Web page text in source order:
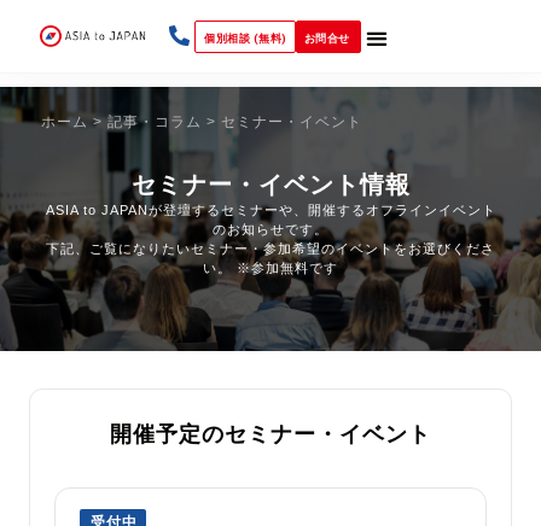
個別相談 (無料) お問合せ
ホーム >記事・コラム > セミナー・イベント
セミナー・イベント情報
ASIA to JAPANが登壇するセミナーや、開催するオフラインイベント
のお知らせです。
下記、ご覧になりたいセミナー・参加希望のイベントをお選びくださ
い。 ※参加無料です
開催予定のセミナー・イベント
受付中